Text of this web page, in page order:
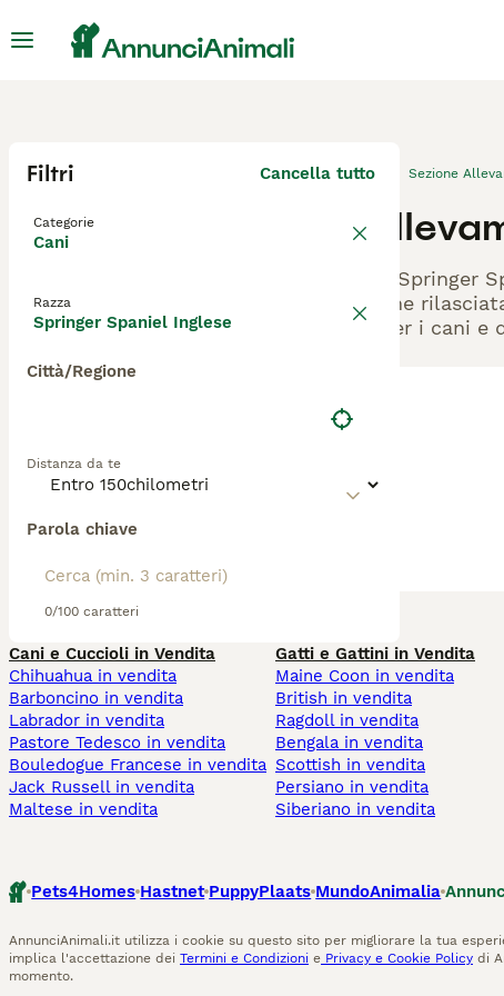
Filtri Cancella tutto
Categorie
Cani
Razza
Springer Spaniel Inglese
Città/Regione
Distanza da te
Parola chiave
0/100 caratteri
Sezione
Gli Springer
viene
- per i cani e
Cani e Cuccioli in Vendita
Chihuahua in vendita
Barboncino in vendita
Labrador in vendita
Pastore Tedesco in vendita
Bouledogue Francese in vendita
Jack Russell in vendita
Maltese in vendita
Gatti e Gattini in Vendita
Maine Coon in vendita
British in vendita
Ragdoll in vendita
Bengala in vendita
Scottish in vendita
Persiano in vendita
Siberiano in vendita
Pets4Homes Hastnet PuppyPlaats MundoAnimalia
AnnunciAnimali.it utilizza i cookie su questo sito per migliorare la tua
implica l'accettazione dei Termini e Condizioni e Privacy e Cookie Policy di
momento.